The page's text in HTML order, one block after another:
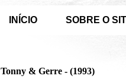
INÍCIO SOBRE O
Tonny & Gerre - (1993)